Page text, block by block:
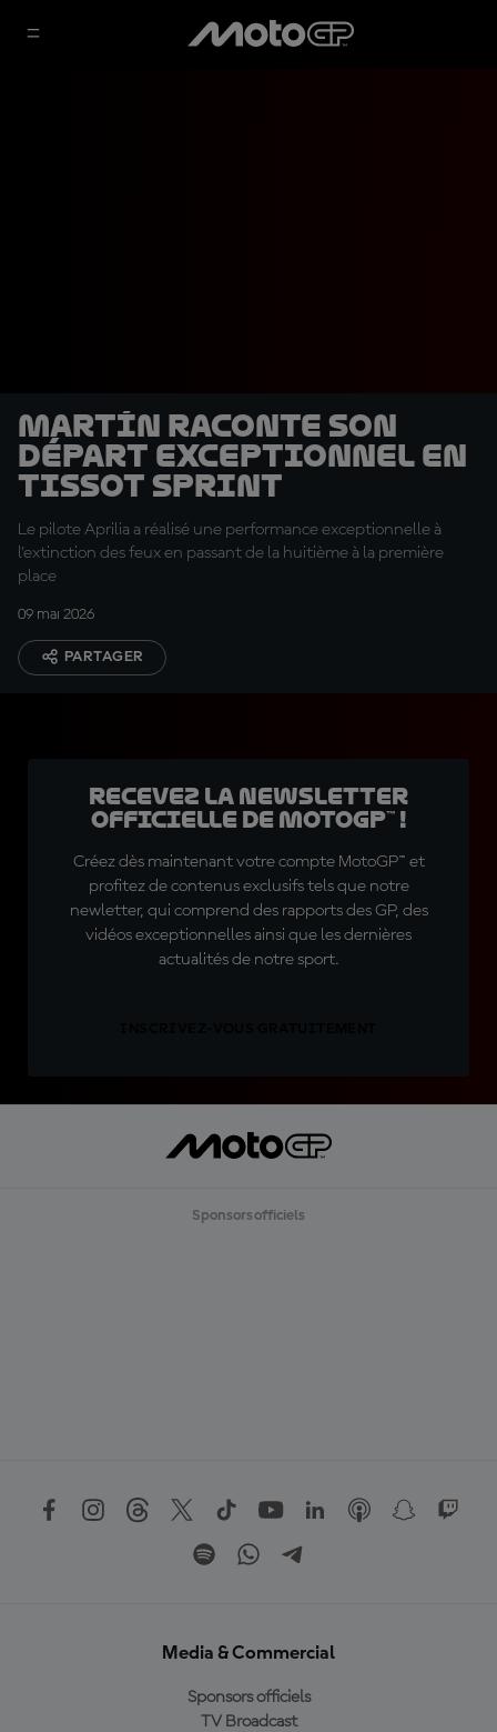
Martín raconte son
départ exceptionnel en
Tissot Sprint
Le pilote Aprilia a réalisé une performance exceptionnelle à
l'extinction des feux en passant de la huitième à la première
place
09 mai 2026
PARTAGER
Recevez la Newsletter
officielle de MotoGP™ !
Créez dès maintenant votre compte MotoGP™ et
profitez de contenus exclusifs tels que notre
newletter, qui comprend des rapports des GP, des
vidéos exceptionnelles ainsi que les dernières
actualités de notre sport.
Sponsors officiels
Media & Commercial
Sponsors officiels
TV Broadcast